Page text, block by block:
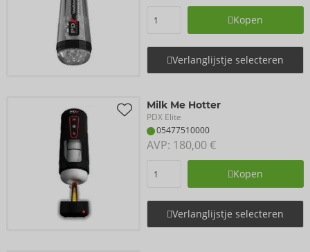
Kopen
Verlanglijstje selecteren
Milk Me Hotter
PDX Elite
05477510000
AVP: 180,00 €
Kopen
Verlanglijstje selecteren